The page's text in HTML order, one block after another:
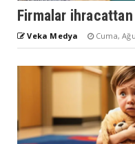
Firmalar ihracattan
Veka Medya Cuma,